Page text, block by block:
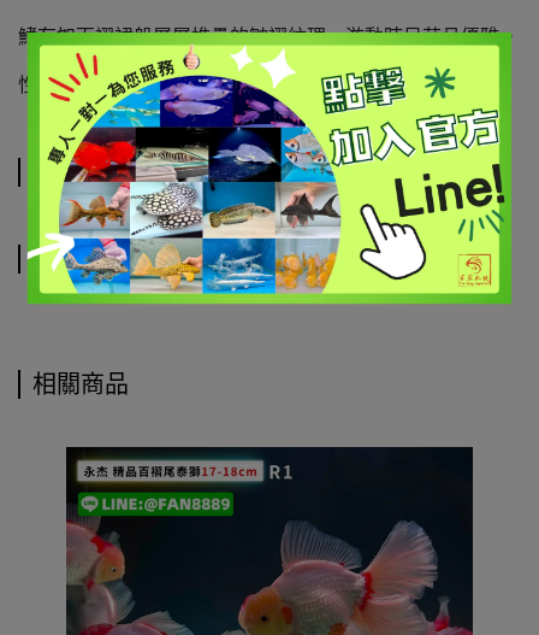
鰭有如百褶裙般層層堆疊的皺褶紋理，游動時呆萌且優雅。
性格溫和親人，游姿嬌健活躍，具有極高的觀賞性。
規格說明
運送方式
相關商品